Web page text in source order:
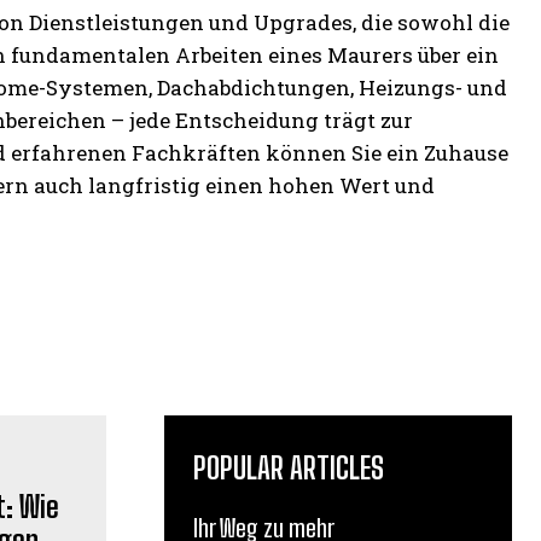
Dienstleistungen und Upgrades, die sowohl die
Arbeiten eines Maurers über ein
Systemen, Dachabdichtungen, Heizungs- und
– jede Entscheidung trägt zur
Fachkräften können Sie ein Zuhause
auch langfristig einen hohen Wert und
POPULAR ARTICLES
Ihr Weg zu mehr